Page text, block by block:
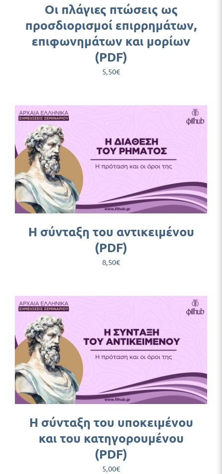
Οι πλάγιες πτώσεις ως
προσδιορισμοί επιρρημάτων,
επιφωνημάτων και μορίων
(PDF)
5,50€
Η σύνταξη του αντικειμένου
(PDF)
8,50€
Η σύνταξη του υποκειμένου
και του κατηγορουμένου
(PDF)
5,00€